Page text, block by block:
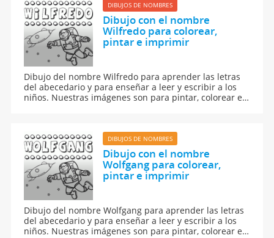
DIBUJOS DE NOMBRES
Dibujo con el nombre
Wilfredo para colorear,
pintar e imprimir
Dibujo del nombre Wilfredo para aprender las letras
del abecedario y para enseñar a leer y escribir a los
niños. Nuestras imágenes son para pintar, colorear e
DIBUJOS DE NOMBRES
Dibujo con el nombre
Wolfgang para colorear,
pintar e imprimir
Dibujo del nombre Wolfgang para aprender las letras
del abecedario y para enseñar a leer y escribir a los
niños. Nuestras imágenes son para pintar, colorear e